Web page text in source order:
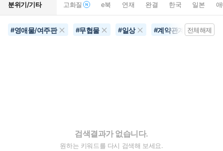
분위기/기타 고화질 e북 연재 완결 한국 일본
#영애물/여주판 #무협물 #일상 #계약관계 #별점
전체해제
검색결과가 없습니다.
원하는 키워드를 다시 검색해 보세요.